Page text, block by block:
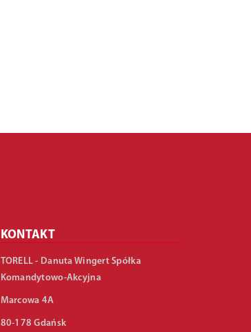
KONTAKT
TORELL - Danuta Wingert Spółka
Komandytowo-Akcyjna
Marcowa 4A
80-178 Gdańsk